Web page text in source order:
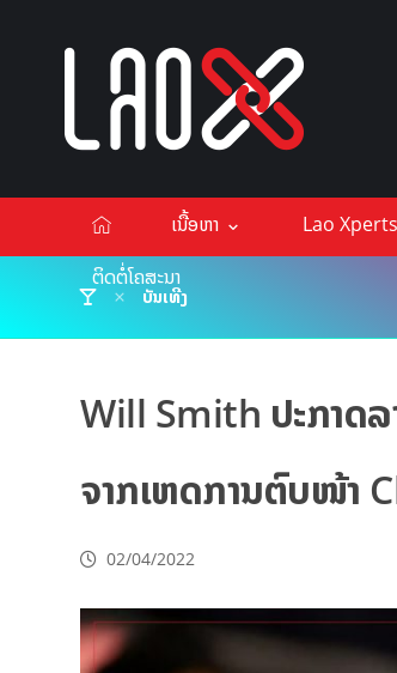
ເນື້ອຫາ Lao Xperts
ຕິດຕໍ່ໂຄສະນາ
ບັນເທີງ
Will Smith ປະກາດ
ຈາກເຫດການຕົບໜ້າ
02/04/2022